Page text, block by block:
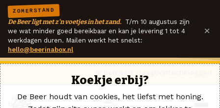
ZOMERSTAND
De Beer ligt met z'n voetjes in het zand. T/m 10 augustus zijn
we wat minder goed bereikbaar en kan je levering 1 tot 4
werkdagen duren. Mailen werkt het snelst:
hello@beerinabox.nl
×
Koekje erbij?
De Beer houdt van cookies, het liefst met honing.